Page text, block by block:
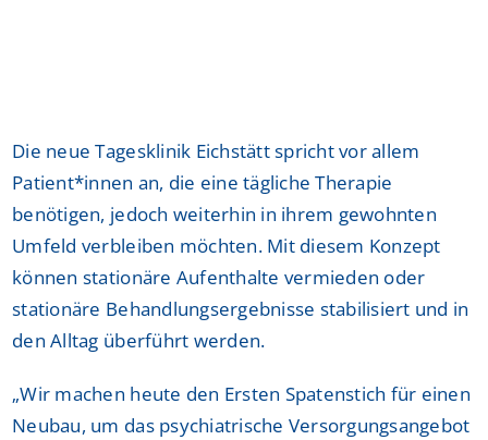
Die neue Tagesklinik Eichstätt spricht vor allem
Patient*innen an, die eine tägliche Therapie
benötigen, jedoch weiterhin in ihrem gewohnten
Umfeld verbleiben möchten. Mit diesem Konzept
können stationäre Aufenthalte vermieden oder
stationäre Behandlungsergebnisse stabilisiert und in
den Alltag überführt werden.
„Wir machen heute den Ersten Spatenstich für einen
Neubau, um das psychiatrische Versorgungsangebot